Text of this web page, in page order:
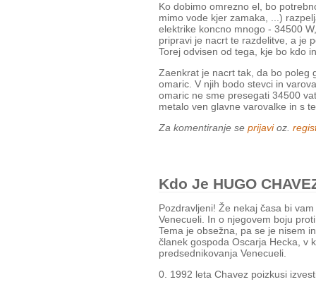
Ko dobimo omrezno el, bo
mimo vode kjer zamaka, ...)
elektrike koncno mnogo - 34500
pripravi je nacrt te razdelitve, a je
Torej odvisen od tega, kje bo kdo
Zaenkrat je nacrt tak, da bo poleg
omaric. V njih bodo stevci in
omaric ne sme presegati 34500
metalo ven glavne varovalke in s
Za komentiranje se prijavioz.
Kdo Je HUGO
Pozdravljeni! Že nekaj časa bi
Venecueli. In o njegovem boju
Tema je obsežna, pa se je nisem
članek gospoda Oscarja Hecka, v
predsednikovanja Venecueli.
0. 1992 leta Chavez poizkusi